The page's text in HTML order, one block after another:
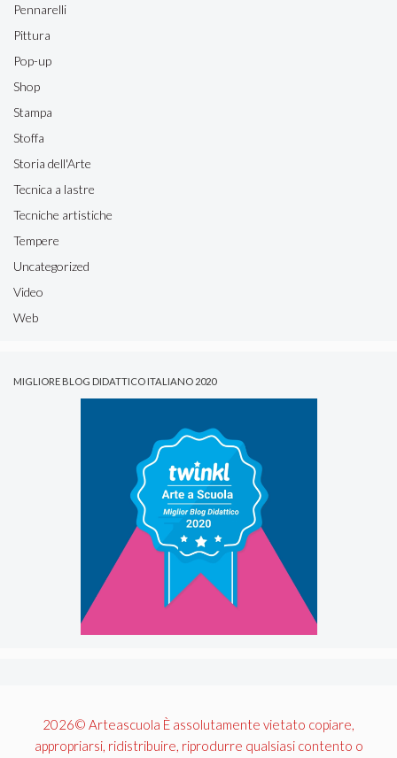
Pennarelli
Pittura
Pop-up
Shop
Stampa
Stoffa
Storia dell'Arte
Tecnica a lastre
Tecniche artistiche
Tempere
Uncategorized
Video
Web
MIGLIORE BLOG DIDATTICO ITALIANO 2020
2026© Arteascuola È assolutamente vietato copiare,
appropriarsi, ridistribuire, riprodurre qualsiasi contento o